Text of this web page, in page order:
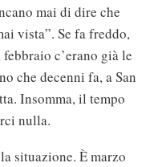
mai di dire che
vista”. Se fa freddo,
c’erano già le
che decenni fa, a San
Insomma, il tempo
nulla.
situazione. È marzo